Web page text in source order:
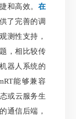
和高效。 在
了完善的调
测性支持，
，相比较传
器人系统的
能够兼容
或云服务生
通信后端，